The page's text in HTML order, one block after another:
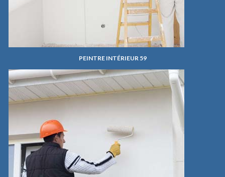
PEINTRE INTÉRIEUR 59